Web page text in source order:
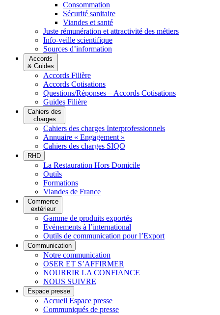
Consommation
Sécurité sanitaire
Viandes et santé
Juste rémunération et attractivité des métiers
Info-veille scientifique
Sources d’information
Accords
& Guides
Accords Filière
Accords Cotisations
Questions/Réponses – Accords Cotisations
Guides Filière
Cahiers des
charges
Cahiers des charges Interprofessionnels
Annuaire « Engagement »
Cahiers des charges SIQO
RHD
La Restauration Hors Domicile
Outils
Formations
Viandes de France
Commerce
extérieur
Gamme de produits exportés
Evénements à l’international
Outils de communication pour l’Export
Communication
Notre communication
OSER ET S’AFFIRMER
NOURRIR LA CONFIANCE
NOUS SUIVRE
Espace presse
Accueil Espace presse
Communiqués de presse